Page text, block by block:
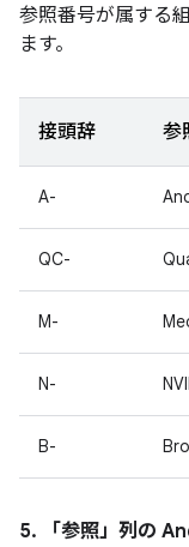
参照番号が属する
ます。
接頭辞 参
A-
QC-
M-
N-
B-
5. 「参照」 列の